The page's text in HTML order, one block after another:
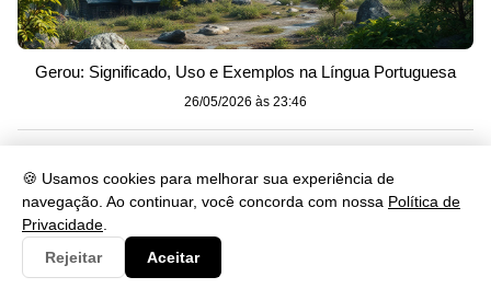
🍪 Usamos cookies para melhorar sua experiência de
navegação. Ao continuar, você concorda com nossa Política de
Privacidade
Rejeitar
Aceitar
Gerou: Significado, Uso e Exemplos na Língua Portuguesa
26/05/2026 às 23:46